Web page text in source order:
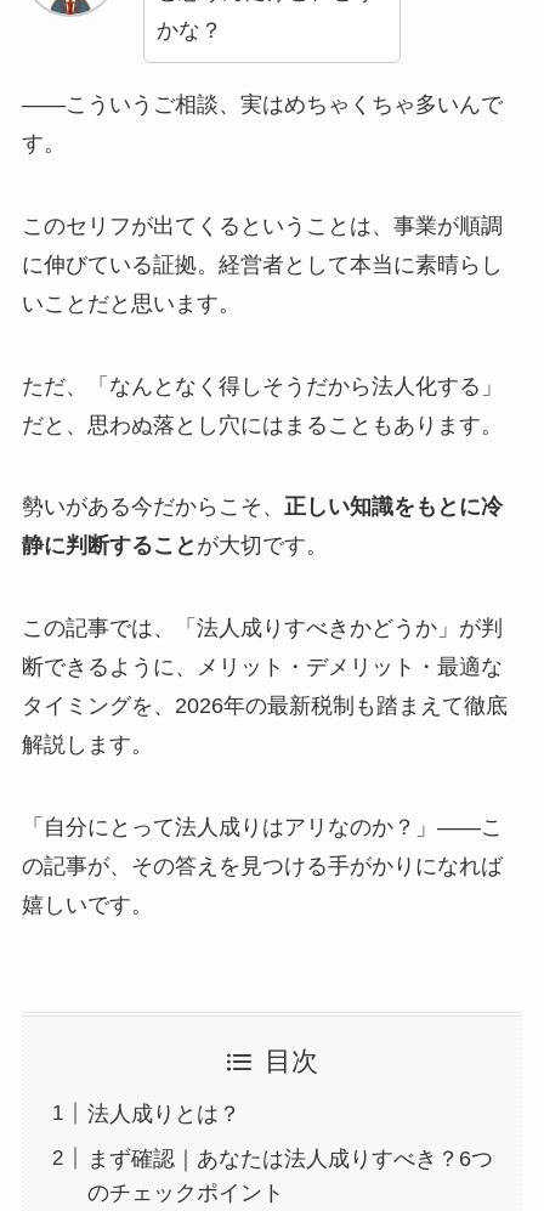
かな？
——こういうご相談、実はめちゃくちゃ多いんで
す。
このセリフが出てくるということは、事業が順調
に伸びている証拠。経営者として本当に素晴らし
いことだと思います。
ただ、「なんとなく得しそうだから法人化する」
だと、思わぬ落とし穴にはまることもあります。
勢いがある今だからこそ、 正しい知識をもとに冷
静に判断すること が大切です。
この記事では、「法人成りすべきかどうか」が判
断できるように、メリット・デメリット・最適な
タイミングを、2026年の最新税制も踏まえて徹底
解説します。
「自分にとって法人成りはアリなのか？」——こ
の記事が、その答えを見つける手がかりになれば
嬉しいです。
目次
法人成りとは？
まず確認｜あなたは法人成りすべき？6つ
のチェックポイント